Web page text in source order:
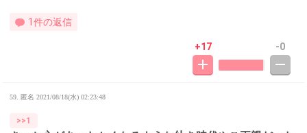
1件の返信
+17 -0
59. 匿名 2021/08/18(水) 02:23:48
>>1